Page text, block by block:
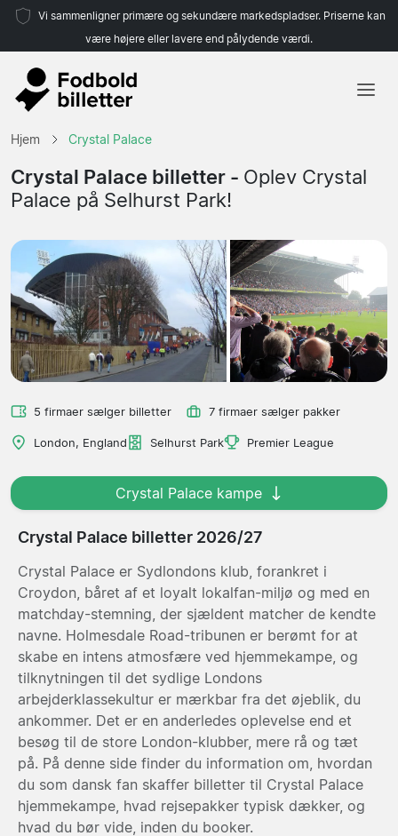
Vi sammenligner primære og sekundære markedspladser. Priserne kan
være højere eller lavere end pålydende værdi.
Ligaer
Hjem Crystal Palace
Crystal Palace billetter - Oplev Crystal
Palace på Selhurst Park!
5 firmaer sælger billetter 7 firmaer sælger pakker
London, England Selhurst Park Premier League
Crystal Palace kampe
Crystal Palace billetter 2026/27
Crystal Palace er Sydlondons klub, forankret i
Croydon, båret af et loyalt lokalfan-miljø og med en
matchday-stemning, der sjældent matcher de kendte
navne. Holmesdale Road-tribunen er berømt for at
skabe en intens atmosfære ved hjemmekampe, og
tilknytningen til det sydlige Londons
arbejderklassekultur er mærkbar fra det øjeblik, du
ankommer. Det er en anderledes oplevelse end et
besøg til de store London-klubber, mere rå og tæt
på. På denne side finder du information om, hvordan
du som dansk fan skaffer billetter til Crystal Palace
hjemmekampe, hvad rejsepakker typisk dækker, og
hvad du bør vide, inden du booker.